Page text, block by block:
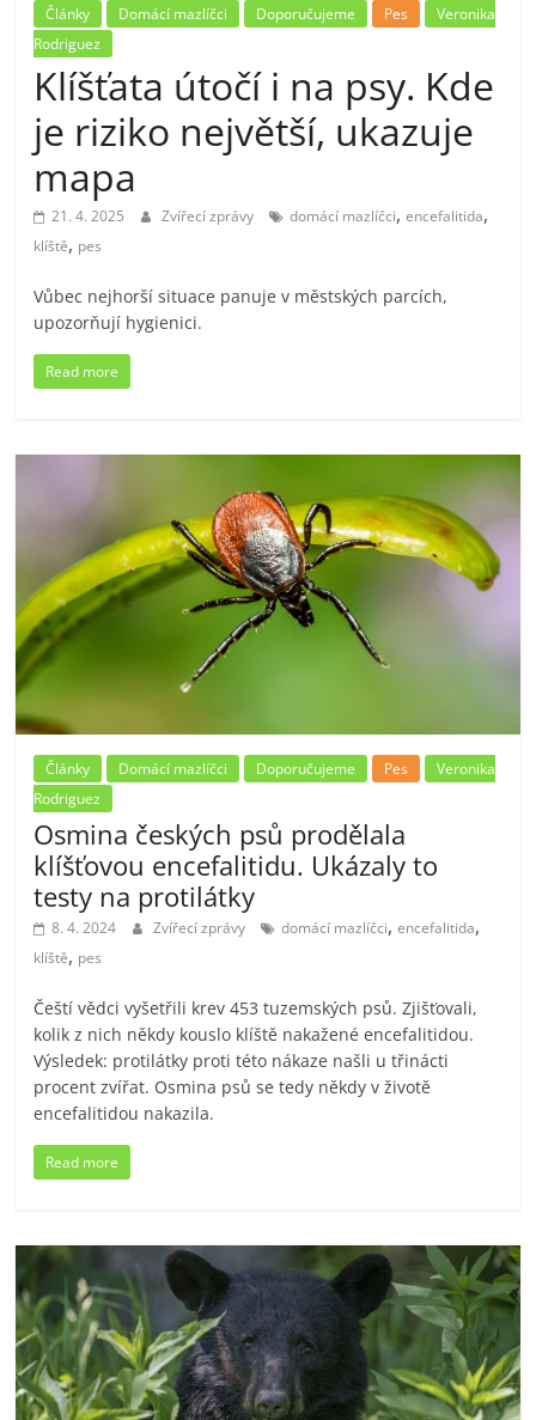
Články Domácí mazlíčci Doporučujeme Pes
Veronika
Rodriguez
Klíšťata útočí i na psy. Kde
je riziko největší, ukazuje
mapa
21. 4. 2025 Zvířecí zprávy domácí mazlíčci,encefalitida,
klíště, pes
Vůbec nejhorší situace panuje v městských parcích,
upozorňují hygienici.
Read more
Články Domácí mazlíčci Doporučujeme Pes
Veronika
Rodriguez
Osmina českých psů prodělala
klíšťovou encefalitidu. Ukázaly to
testy na protilátky
8. 4. 2024 Zvířecí zprávy domácí mazlíčci,encefalitida,
klíště, pes
Čeští vědci vyšetřili krev 453 tuzemských psů. Zjišťovali,
kolik z nich někdy kouslo klíště nakažené encefalitidou.
Výsledek: protilátky proti této nákaze našli u třinácti
procent zvířat. Osmina psů se tedy někdy v životě
encefalitidou nakazila.
Read more